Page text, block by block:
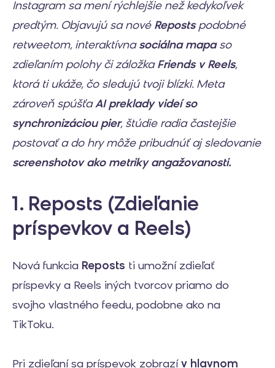
Instagram sa mení rýchlejšie než kedykoľvek
predtým. Objavujú sa nové Repostspodobné
retweetom, interaktívna sociálna mapa so
zdieľaním polohy či záložka Friends v Reels,
ktorá ti ukáže, čo sledujú tvoji blízki. Meta
zároveň spúšťaAI preklady videí so
synchronizáciou pier, štúdie radia častejšie
postovať a do hry môže pribudnúť aj sledovanie
screenshotov ako metriky angažovanosti.
1. Reposts (Zdieľanie
príspevkov a Reels)
Nová funkcia Reposts ti umožní zdieľať
príspevky a Reels iných tvorcov priamo do
svojho vlastného feedu, podobne ako na
TikToku.
Pri zdieľaní sa príspevok zobrazí v hlavnom